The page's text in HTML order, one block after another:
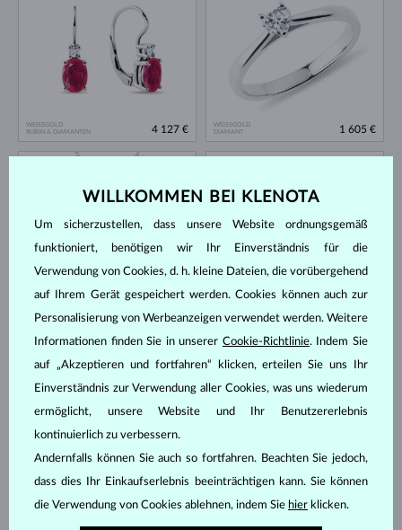
WEISSGOLD
RUBIN & DIAMANTEN
4 127 €
WEISSGOLD
DIAMANT
1 605 €
WEISSGOLD
TOPAS & DIAMANTEN
1 040 €
DIAMANT
4 344 €
WEISSGOLD
TOPAS & DIAMANTEN
953 €
WEISSGOLD
DIAMANT & DIAMANTEN
1 605 €
WILLKOMMEN BEI KLENOTA
Um sicherzustellen, dass unsere Website ordnungsgemäß
funktioniert, benötigen wir Ihr Einverständnis für die
Verwendung von Cookies, d. h. kleine Dateien, die vorübergehend
auf Ihrem Gerät gespeichert werden. Cookies können auch zur
Personalisierung von Werbeanzeigen verwendet werden. Weitere
Informationen finden Sie in unserer Cookie-Richtlinie. Indem Sie
auf „Akzeptieren und fortfahren“ klicken, erteilen Sie uns Ihr
Einverständnis zur Verwendung aller Cookies, was uns wiederum
ermöglicht, unsere Website und Ihr Benutzererlebnis
kontinuierlich zu verbessern.
Andernfalls können Sie auch so fortfahren. Beachten Sie jedoch,
dass dies Ihr Einkaufserlebnis beeinträchtigen kann. Sie können
die Verwendung von Cookies ablehnen, indem Sie hier klicken.